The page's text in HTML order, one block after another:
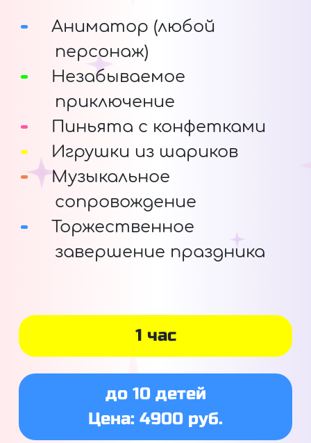
Аниматор (любой
персонаж)
Незабываемое
приключение
Пиньята с конфетками
Игрушки из шариков
Музыкальное
сопровождение
Торжественное
завершение праздника
1 час
до 10 детей
Цена: 4900 руб.